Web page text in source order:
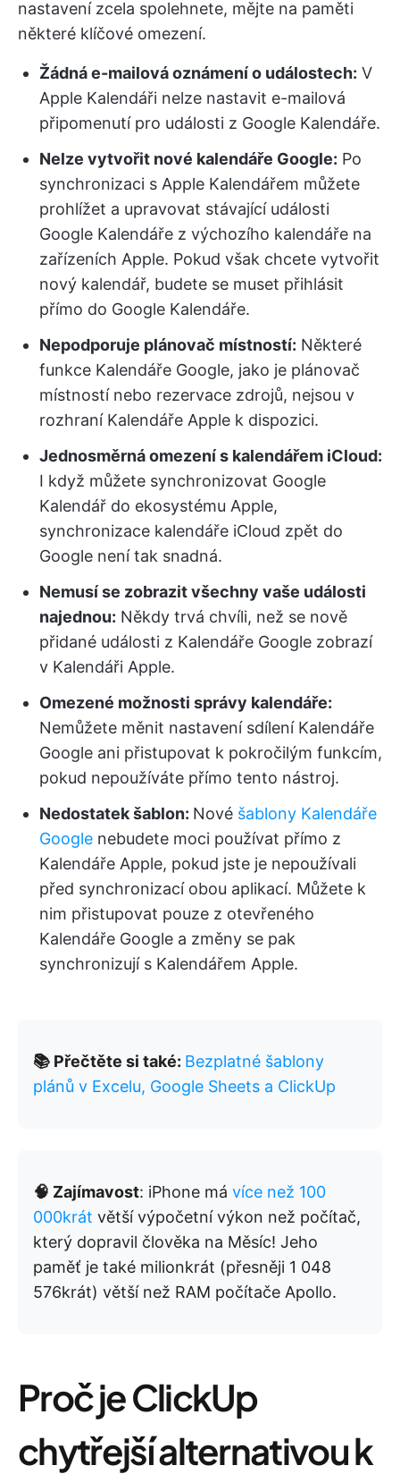
nastavení zcela spolehnete, mějte na paměti
některé klíčové omezení.
Žádná e-mailová oznámení o událostech: V
Apple Kalendáři nelze nastavit e-mailová
připomenutí pro události z Google Kalendáře.
Nelze vytvořit nové kalendáře Google: Po
synchronizaci s Apple Kalendářem můžete
prohlížet a upravovat stávající události
Google Kalendáře z výchozího kalendáře na
zařízeních Apple. Pokud však chcete vytvořit
nový kalendář, budete se muset přihlásit
přímo do Google Kalendáře.
Nepodporuje plánovač místností: Některé
funkce Kalendáře Google, jako je plánovač
místností nebo rezervace zdrojů, nejsou v
rozhraní Kalendáře Apple k dispozici.
Jednosměrná omezení s kalendářem iCloud:
I když můžete synchronizovat Google
Kalendář do ekosystému Apple,
synchronizace kalendáře iCloud zpět do
Google není tak snadná.
Nemusí se zobrazit všechny vaše události
najednou: Někdy trvá chvíli, než se nově
přidané události z Kalendáře Google zobrazí
v Kalendáři Apple.
Omezené možnosti správy kalendáře:
Nemůžete měnit nastavení sdílení Kalendáře
Google ani přistupovat k pokročilým funkcím,
pokud nepoužíváte přímo tento nástroj.
Nedostatek šablon: Nové šablony Kalendáře
Google nebudete moci používat přímo z
Kalendáře Apple, pokud jste je nepoužívali
před synchronizací obou aplikací. Můžete k
nim přistupovat pouze z otevřeného
Kalendáře Google a změny se pak
synchronizují s Kalendářem Apple.
📚 Přečtěte si také: Bezplatné šablony
plánů v Excelu, Google Sheets a ClickUp
🧠 Zajímavost: iPhone má více než 100
000krát větší výpočetní výkon než počítač,
který dopravil člověka na Měsíc! Jeho
paměť je také milionkrát (přesněji 1 048
576krát) větší než RAM počítače Apollo.
Proč je ClickUp
chytřejší alternativou k